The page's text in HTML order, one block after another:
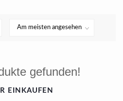
gefunden!
EINKAUFEN